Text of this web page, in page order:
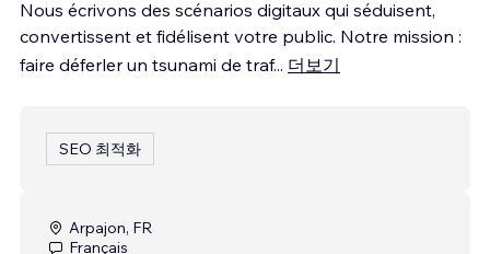
Nous écrivons des scénarios digitaux qui séduisent,
convertissent et fidélisent votre public. Notre mission :
faire déferler un tsunami de traf... 더보기
SEO 최적화
Arpajon, FR
Français